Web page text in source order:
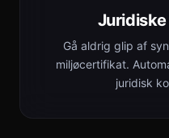
Gå aldrig glip af
miljøcertifikat.
juridisk